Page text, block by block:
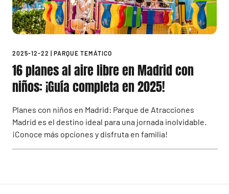
2025-12-22 PARQUE TEMÁTICO
16 planes al aire libre en Madrid con
niños: ¡Guía completa en 2025!
Planes con niños en Madrid: Parque de Atracciones
Madrid es el destino ideal para una jornada inolvidable.
¡Conoce más opciones y disfruta en familia!